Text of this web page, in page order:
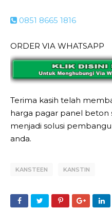
0851 8665 1816
ORDER VIA WHATSAPP
Terima kasih telah
harga pagar panel
menjadi solusi
anda.
KANSTEEN KANSTIN